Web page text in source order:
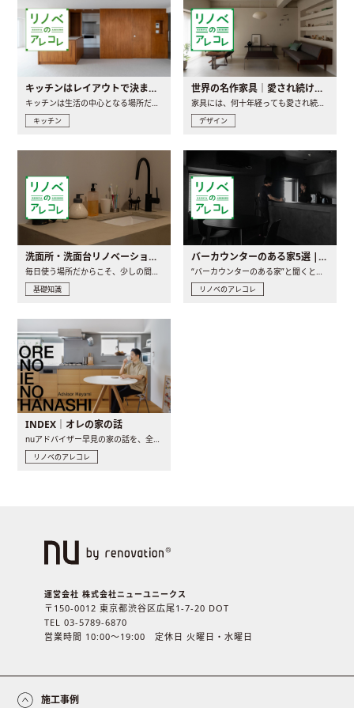
キッチンはレイアウトで決まる。後悔しないための考え方と選び方
キッチンは生活の中心となる場所だからこそ、家の中のどこに置..
キッチン
世界の名作家具｜愛され続ける理由と一生モノとの出会い方
家具には、何十年経っても愛され続ける「名作」と呼ばれるもの..
デザイン
洗面所・洗面台リノベーションの事例と間取りアイデア
基礎知識
バーカウンターのある家5選 | 日常に馴染む“距離の近い”キッチンとは
リノベのアレコレ
INDEX｜オレの家の話
nuアドバイザー早見の家の話を、全4話でお届け。リノベーションを..
リノベのアレコレ
運営会社 株式会社ニューユニークス
〒150-0012 東京都渋谷区広尾1-7-20 DOT
TEL 03-5789-6870
営業時間 10:00〜19:00 定休日 火曜日・水曜日
施工事例